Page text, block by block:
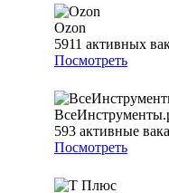
Ozon
5911 активных
Посмотреть
593 активные
Посмотреть